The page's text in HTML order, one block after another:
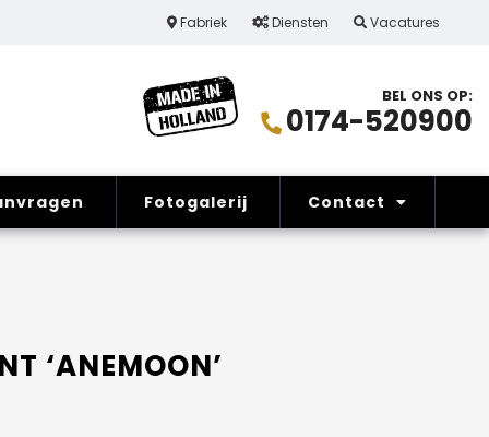
1 vast
Fabriek Diensten Vacatures
BEL ONS OP:
0174-520900
Fotogalerij Contact
‘ANEMOON’